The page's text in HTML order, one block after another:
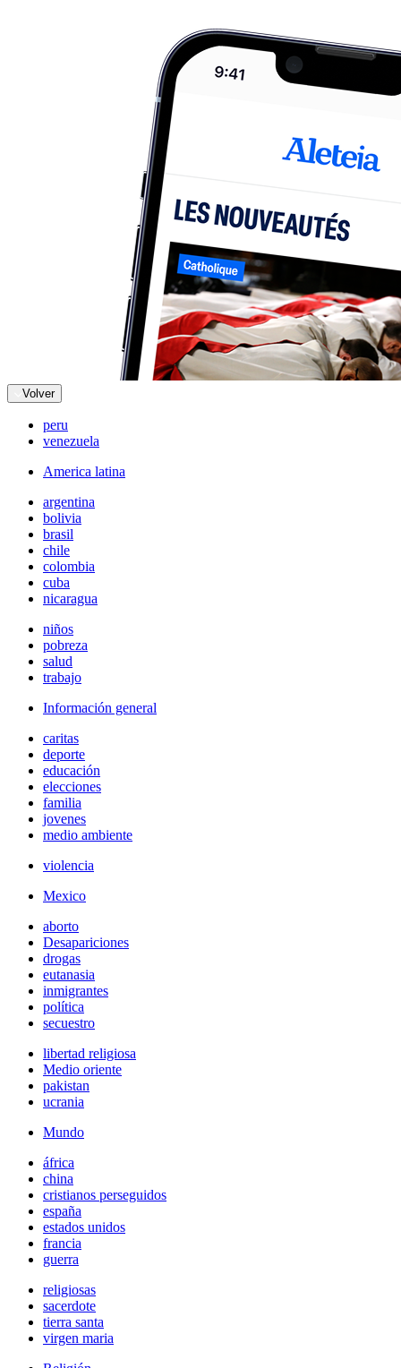
Volver
peru
venezuela
America latina
argentina
bolivia
brasil
chile
colombia
cuba
nicaragua
niños
pobreza
salud
trabajo
Información general
caritas
deporte
educación
elecciones
familia
jovenes
medio ambiente
violencia
Mexico
aborto
Desapariciones
drogas
eutanasia
inmigrantes
política
secuestro
libertad religiosa
Medio oriente
pakistan
ucrania
Mundo
áfrica
china
cristianos perseguidos
españa
estados unidos
francia
guerra
religiosas
sacerdote
tierra santa
virgen maria